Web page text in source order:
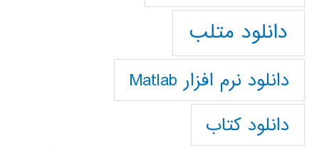
دانلود متلب
دانلود نرم افزار Matlab
دانلود کتاب